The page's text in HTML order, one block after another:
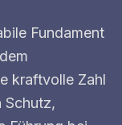
Fundament
kraftvolle Zahl
Schutz,